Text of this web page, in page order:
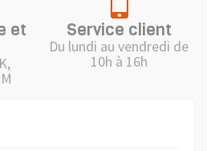
et Service client
Du lundi au vendredi de
10h à 16h